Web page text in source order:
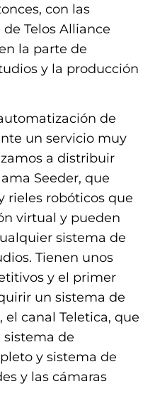
con las
Telos Alliance
la parte de
y la producción
de
un servicio muy
a distribuir
Seeder, que
rieles robóticos que
virtual y pueden
sistema de
Tienen unos
y el primer
un sistema de
el canal Teletica, que
de
y sistema de
y las cámaras